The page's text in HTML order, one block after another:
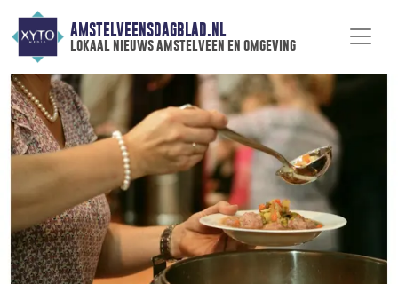
AMSTELVEENSDAGBLAD.NL
lokaal nieuws amstelveen en omgeving